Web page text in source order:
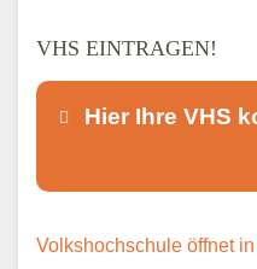
VHS EINTRAGEN!
Hier Ihre VHS
Dieser Teil
Volkshochschule öffnet